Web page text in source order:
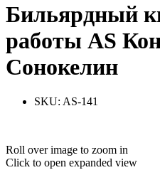
Бильярдный
работы AS
Сонокелин
SKU: AS-141
Roll over image to zoom in
Click to open expanded view